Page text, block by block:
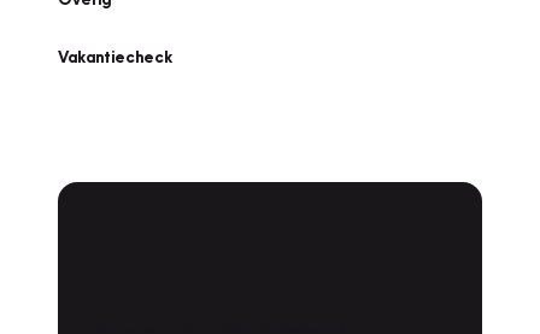
Vakantiecheck